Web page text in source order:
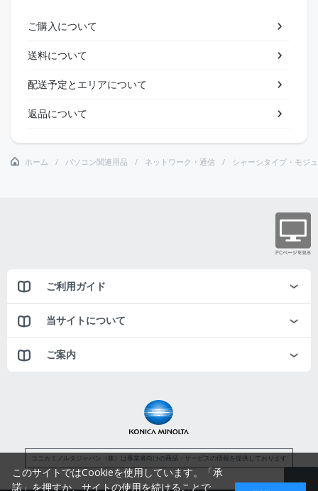
ご購入について
送料について
配送予定とエリアについて
返品について
ホーム パソコン関連用品 ネットワーク・通信 シャーシタイプ・モジ
ご利用ガイド
当サイトについて
ご案内
コニカミノルタジャパン（株）は事業者向けの商品・サービスの情報を提供しております
このサイトではCookieを使用しています。「承
諾」を押すか、サイトの使用を続けることで